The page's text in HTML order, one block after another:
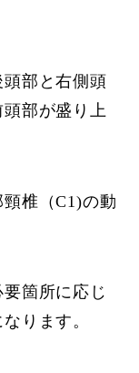
部と右側頭
部が盛り上
椎（C1)の動
箇所に応じ
ります。